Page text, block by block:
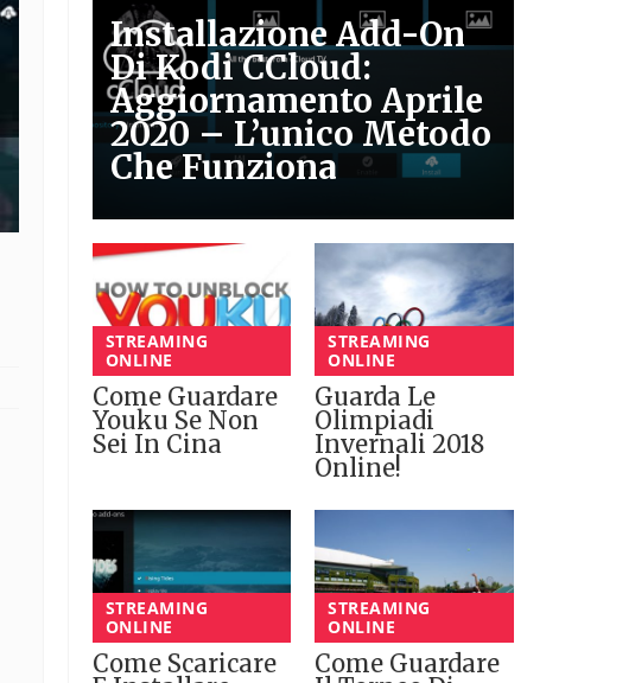
Installazione Add-On
Di Kodi CCloud:
Aggiornamento Aprile
2020 – L’unico Metodo
Che Funziona
STREAMING
ONLINE
Come Guardare
Youku Se Non
Sei In Cina
STREAMING
ONLINE
Guarda Le
Olimpiadi
Invernali 2018
Online!
STREAMING
ONLINE
Come Scaricare
STREAMING
ONLINE
Come Guardare